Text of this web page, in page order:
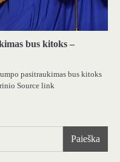
bus kitoks –
pasitraukimas bus kitoks
Source link
Paieška